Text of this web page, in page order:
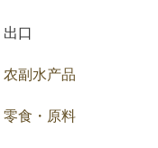
出口
农副水产品
零食・原料